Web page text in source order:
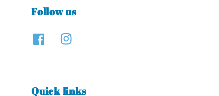
Follow us
Quick links